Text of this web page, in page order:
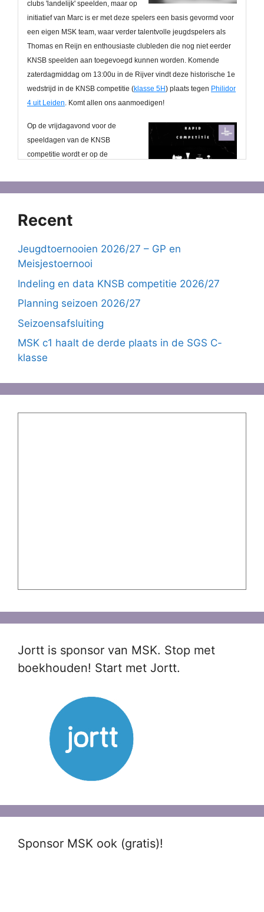
Recent
Jeugdtoernooien 2026/27 – GP en
Meisjestoernooi
Indeling en data KNSB competitie 2026/27
Planning seizoen 2026/27
Seizoensafsluiting
MSK c1 haalt de derde plaats in de SGS C-
klasse
Jortt is sponsor van MSK. Stop met
boekhouden! Start met Jortt.
Sponsor MSK ook (gratis)!